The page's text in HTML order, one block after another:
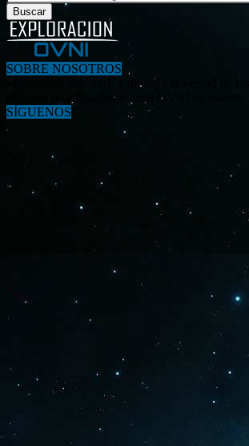
SOBRE NOSOTROS
«Investigar, descubrir y difundir la verdad de los
enigmas relacionados al tema OVNI en nuestro
SÍGUENOS